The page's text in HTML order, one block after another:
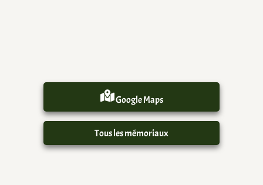
Google Maps
Tous les mémoriaux